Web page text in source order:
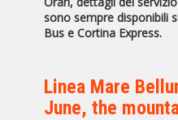
sono sempre disponibili
Bus e Cortina Express.
Linea Mare
June, the